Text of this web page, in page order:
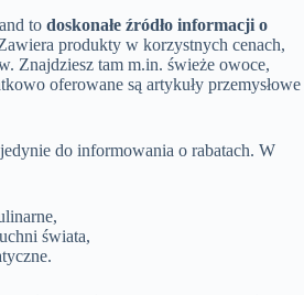
to doskonałe źródło informacji o
produkty w korzystnych cenach,
Znajdziesz tam m.in. świeże owoce,
oferowane są artykuły przemysłowe
do informowania o rabatach. W
świata,